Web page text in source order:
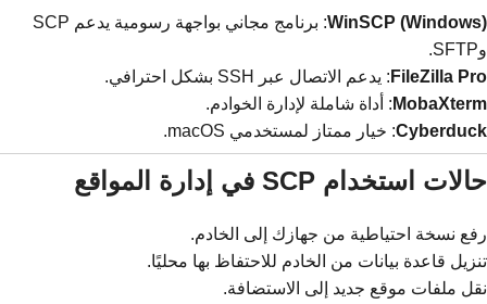
WinSCP (Windows)
: برنامج مجاني بواجهة رسومية يدعم SCP
وSFTP.
FileZilla Pro : يدعم الاتصال عبر SSH بشكل احترافي.
MobaXterm : أداة شاملة لإدارة الخوادم.
Cyberduck: خيار ممتاز لمستخدمي macOS.
حالات استخدام SCP في إدارة المواقع
رفع نسخة احتياطية من جهازك إلى الخادم.
تنزيل قاعدة بيانات من الخادم للاحتفاظ بها محليًا.
نقل ملفات موقع جديد إلى الاستضافة.